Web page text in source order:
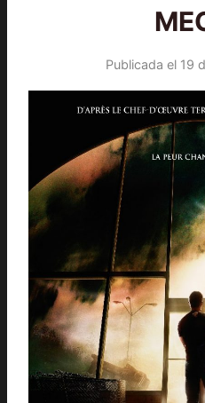
Publicada el 19